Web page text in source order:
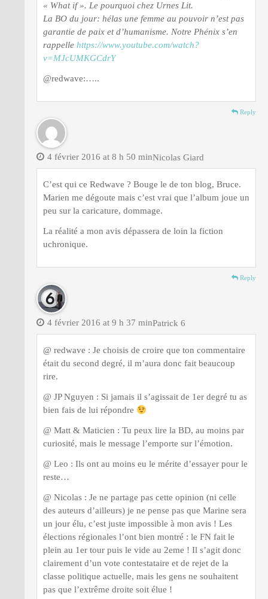
« What if ». Le pourquoi chez Urnes Lit.
La BO du jour: hélas une femme au pouvoir n’est pas
garantie de paix et d’humanisme. Notre Phénix s’en
rappelle https://www.youtube.com/watch?
v=MJcUMKGCdrY
@redwave:…..
Reply
Nicolas Giard
4 février 2016 at 8 h 50 min
C’est qui ce Redwave ? Bouge le de ton blog, Bruce.
Marien me dégoute mais c’est vrai que l’album joue un
peu sur la caricature, dommage.
La réalité a mon avis dépassera de loin la fiction
uchronique.
Reply
Patrick 6
4 février 2016 at 9 h 37 min
@ redwave : Je choisis de croire que ton commentaire
était du second degré, il m’aura donc fait beaucoup
rire.
@ JP Nguyen : Si jamais il s’agissait de 1er degré tu as
bien fais de lui répondre
@ Matt & Maticien : Tu peux lire la BD, au moins par
curiosité, mais le message l’emporte sur l’émotion.
@ Leo : Ils ont au moins eu le mérite d’essayer pour le
reste…
@ Nicolas : Je ne partage pas cette opinion (ni celle
des auteurs d’ailleurs) je ne pense pas que Marine sera
un jour élu, c’est juste impossible à mon avis ! Les
élections régionales l’ont bien montré : le FN fait le
plein au 1er tour puis le vide au 2eme ! Il s’agit donc
clairement d’un vote contestataire et de rejet de la
classe politique actuelle, mais les gens ne souhaitent
pas que l’extrême droite soit élue !